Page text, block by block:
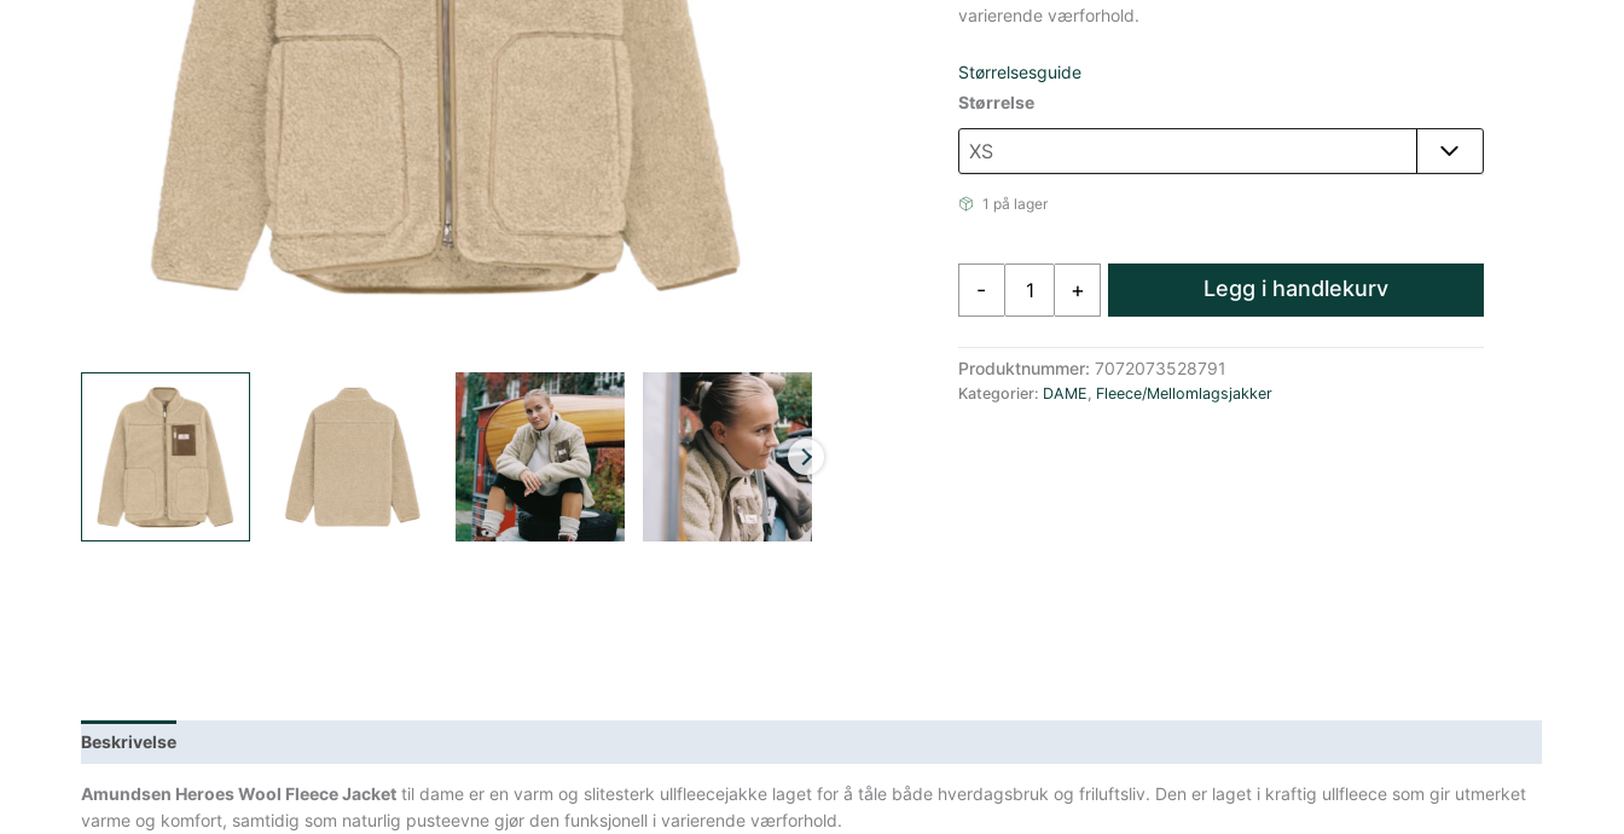
varierende værforhold.
Størrelsesguide
Størrelse
1 på lager
-
Fleece
Jakke
Dame
+ Legg i handlekurv
Produktnummer: 7072073528791
Kategorier: DAME, Fleece/Mellomlagsjakker
Beskrivelse
Amundsen Heroes Wool Fleece Jacket til dame er en varm og slitesterk ullfleecejakke laget for å tåle både hverdagsbruk og friluftsliv. Den er laget i kraftig ullfleece som gir utmerket
varme og komfort, samtidig som naturlig pusteevne gjør den funksjonell i varierende værforhold.